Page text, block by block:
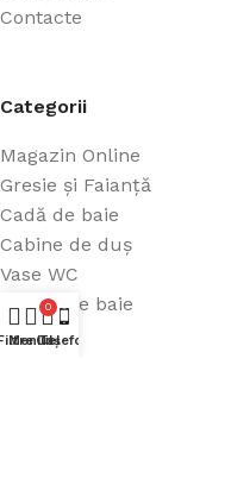
Contacte
Categorii
Magazin Online
Gresie și Faianță
Cadă de baie
Cabine de duș
Vase WC
Mobilă de baie
Meniul
0
Coș
Telefon